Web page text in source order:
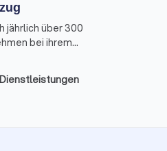
jährlich über 300
bei ihrem
Mit der richtigen
nahezu reibungslos